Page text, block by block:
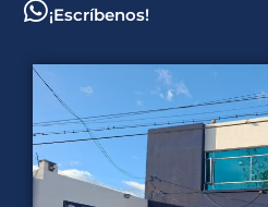
¡Escríbenos!